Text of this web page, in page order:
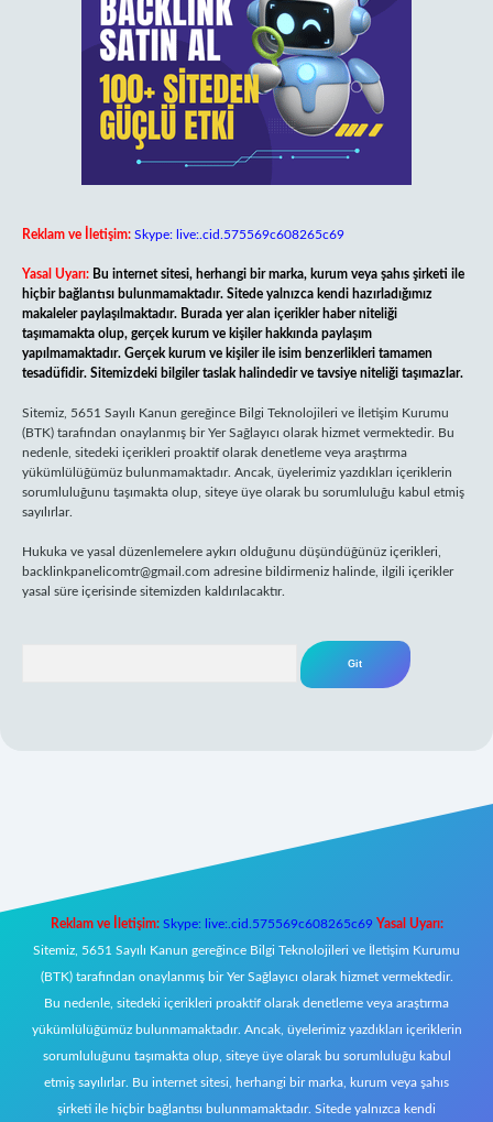
Reklam ve İletişim: Skype: live:.cid.575569c608265c69
Yasal Uyarı: Bu internet sitesi, herhangi bir marka, kurum veya şahıs şirketi ile
hiçbir bağlantısı bulunmamaktadır. Sitede yalnızca kendi hazırladığımız
makaleler paylaşılmaktadır. Burada yer alan içerikler haber niteliği
taşımamakta olup, gerçek kurum ve kişiler hakkında paylaşım
yapılmamaktadır. Gerçek kurum ve kişiler ile isim benzerlikleri tamamen
tesadüfidir. Sitemizdeki bilgiler taslak halindedir ve tavsiye niteliği taşımazlar.
Sitemiz, 5651 Sayılı Kanun gereğince Bilgi Teknolojileri ve İletişim Kurumu
(BTK) tarafından onaylanmış bir Yer Sağlayıcı olarak hizmet vermektedir. Bu
nedenle, sitedeki içerikleri proaktif olarak denetleme veya araştırma
yükümlülüğümüz bulunmamaktadır. Ancak, üyelerimiz yazdıkları içeriklerin
sorumluluğunu taşımakta olup, siteye üye olarak bu sorumluluğu kabul etmiş
sayılırlar.
Hukuka ve yasal düzenlemelere aykırı olduğunu düşündüğünüz içerikleri,
backlinkpanelicomtr@gmail.com adresine bildirmeniz halinde, ilgili içerikler
yasal süre içerisinde sitemizden kaldırılacaktır.
Reklam ve İletişim: Skype: live:.cid.575569c608265c69 Yasal Uyarı:
Sitemiz, 5651 Sayılı Kanun gereğince Bilgi Teknolojileri ve İletişim Kurumu
(BTK) tarafından onaylanmış bir Yer Sağlayıcı olarak hizmet vermektedir.
Bu nedenle, sitedeki içerikleri proaktif olarak denetleme veya araştırma
yükümlülüğümüz bulunmamaktadır. Ancak, üyelerimiz yazdıkları içeriklerin
sorumluluğunu taşımakta olup, siteye üye olarak bu sorumluluğu kabul
etmiş sayılırlar. Bu internet sitesi, herhangi bir marka, kurum veya şahıs
şirketi ile hiçbir bağlantısı bulunmamaktadır. Sitede yalnızca kendi